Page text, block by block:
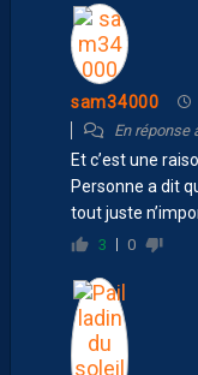
sam34000
En réponse
Et c’est une
Personne a dit
tout juste
3 0